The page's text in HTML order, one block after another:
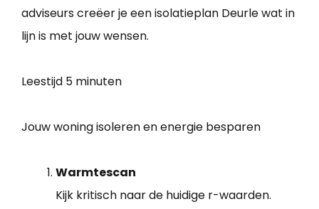
adviseurs creëer je een isolatieplan Deurle wat in
lijn is met jouw wensen.
Leestijd 5 minuten
Jouw woning isoleren en energie besparen
Warmtescan
Kijk kritisch naar de huidige r-waarden.